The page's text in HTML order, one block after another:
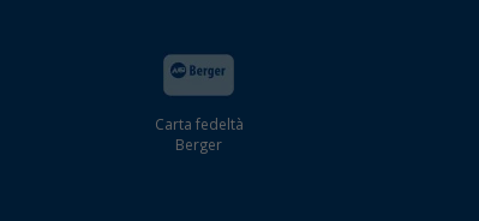
Carta fedeltà
Berger